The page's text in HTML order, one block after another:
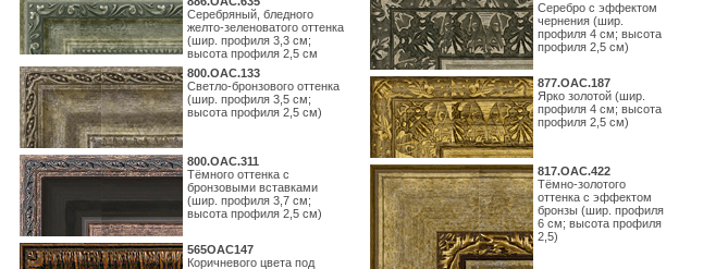
Серебряный, бледного
желто-зеленоватого оттенка
(шир. профиля 3,3 см;
высота профиля 2,5 см
800.ОАС.133
Светло-бронзового оттенка
(шир. профиля 3,5 см;
высота профиля 2,5 см)
800.ОАС.311
Тёмного оттенка с
бронзовыми вставками
(шир. профиля 3,7 см;
высота профиля 2,5 см)
565ОАС147
Коричневого цвета под
Серебро с эффектом
чернения (шир.
профиля 4 см; высота
профиля 2,5 см)
877.ОАС.187
Ярко золотой (шир.
профиля 4 см; высота
профиля 2,5 см)
817.ОАС.422
Тёмно-золотого
оттенка с эффектом
бронзы (шир. профиля
6 см; высота профиля
2,5)